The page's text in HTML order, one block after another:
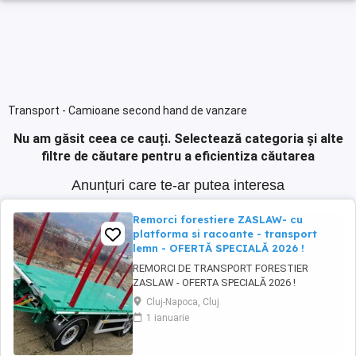
Transport - Camioane second hand de vanzare
Nu am găsit ceea ce cauți. Selectează categoria și alte
filtre de căutare pentru a eficientiza căutarea
Anunțuri care te-ar putea interesa
Remorci forestiere ZASLAW- cu
platforma si racoante - transport
lemn - OFERTĂ SPECIALĂ 2026 !
REMORCI DE TRANSPORT FORESTIER
ZASLAW - OFERTA SPECIALĂ 2026 !
VEHICULE PE STOC ( sau in fabricație
ZASLAW - cu termen SCURT de livrare ) PRET
OFERTA SPECIALĂ : 31.800 EURO BUC. ( pret
Cluj-Napoca, Cluj
1 ianuarie